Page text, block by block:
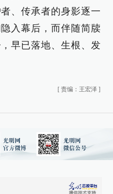
、传承者的身影逐一
入幕后，而伴随简牍
早已落地、生根、发
[ 责编：王宏泽 ]